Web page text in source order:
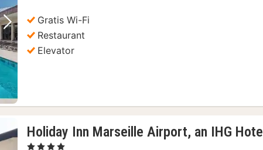
Næste billede
Gratis Wi-Fi
Restaurant
Elevator
Holiday Inn Marseille Airport, an IHG Hotel
, 4 Stjerner